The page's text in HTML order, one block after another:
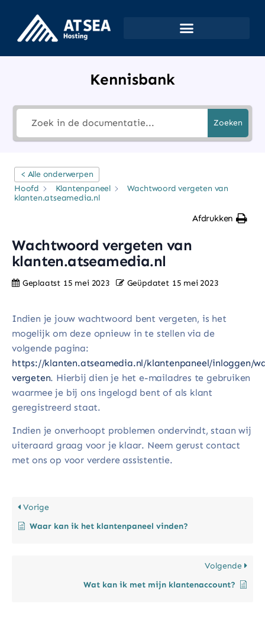
Kennisbank
Zoeken
< Alle onderwerpen
Hoofd
Klantenpaneel
Wachtwoord vergeten van
klanten.atseamedia.nl
Afdrukken
Wachtwoord vergeten van
klanten.atseamedia.nl
Geplaatst 15 mei 2023 Geüpdatet 15 mei 2023
Indien je jouw wachtwoord bent vergeten, is het
mogelijk om deze opnieuw in te stellen via de
volgende pagina:
https://klanten.atseamedia.nl/klantenpaneel/inloggen/
vergeten. Hierbij dien je het e-mailadres te gebruiken
waarmee je bij ons ingelogd bent of als klant
geregistreerd staat.
Indien je onverhoopt problemen ondervindt, staan wij
uiteraard graag voor je klaar. Neem gerust contact
met ons op voor verdere assistentie.
Vorige
Waar kan ik het klantenpaneel vinden?
Volgende
Wat kan ik met mijn klantenaccount?